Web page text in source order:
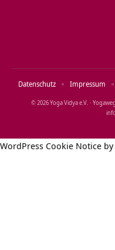
© 2026 Yoga Vidya e.V. ·
Datenschutz Impressum
WordPress Cookie Notice